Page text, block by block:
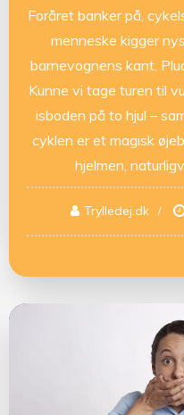
Foråret banker på,
menneske kigger
barnevognens kant.
Kunne vi tage turen til
isboden på to hjul –
cyklen er et magisk
hjelmen,
Trylledej.dk